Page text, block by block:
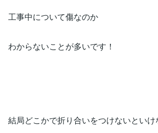
工事中について傷なのか
わからないことが多いです！
結局どこかで折り合いをつけないといけ